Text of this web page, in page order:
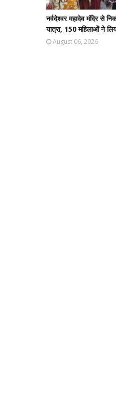
नर्वदेश्वर महादेव मंदिर से
यात्रा, 150 महिलाओं ने
August 06, 2026